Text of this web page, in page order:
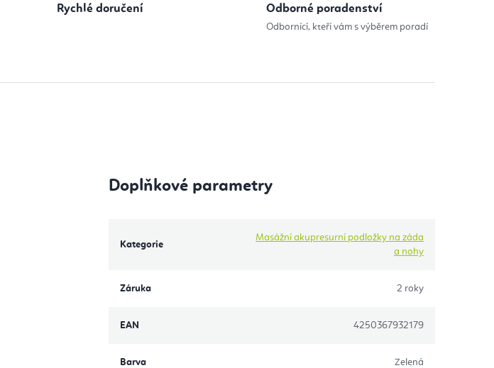
Rychlé doručení Odborné poradenství
Odborníci, kteří vám s výběrem poradí
Doplňkové parametry
Kategorie
Masážní akupresurní podložky na záda
a nohy
Záruka 2 roky
EAN 4250367932179
Barva Zelená